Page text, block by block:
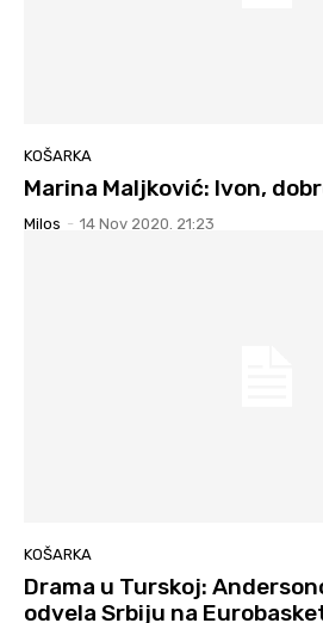
KOŠARKA
Marina Maljković: Ivon,
Milos - 14 Nov 2020. 21:23
KOŠARKA
Drama u Turskoj:
odvela Srbiju na